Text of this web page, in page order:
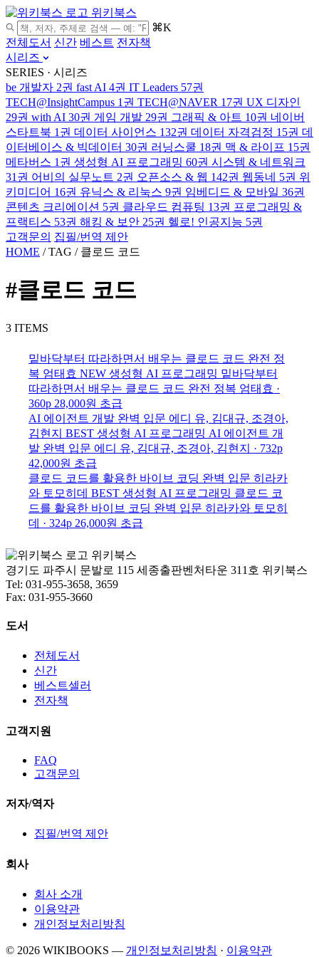
위키북스
⌘K
전체도서 신간 베스트 전자책
시리즈
SERIES · 시리즈
be 개발자 2권 fast AI 4권 IT Leaders 57권
TECH@InsightCampus 1권 TECH@NAVER 17권 UX 디자인
29권 with AI 30권 게임 개발 29권 그래픽 & 아트 10권 네이버
스타트북 1권 데이터 사이언스 132권 데이터 자격검정 15권 데
이터베이스 & 빅데이터 30권 러닝스쿨 18권 맥 & 라이프 15권
메타버스 1권 생성형 AI 프로그래밍 60권 시스템 & 네트워크
31권 어비의 실무노트 2권 오픈소스 & 웹 142권 웹동네 5권 위
키미디어 16권 유닉스 & 리눅스 9권 임베디드 & 모바일 36권
콘텐츠 크리에이션 5권 클라우드 컴퓨팅 13권 프로그래밍 &
프랙티스 53권 해킹 & 보안 25권 헬로! 인공지능 5권
고객문의 집필/번역 제안
HOME / TAG / 클로드 코드
#클로드 코드
3 ITEMS
밑바닥부터 따라하면서 배우는 클로드 코드 완전 정
복 엄태효 NEW 생성형 AI 프로그래밍 밑바닥부터
따라하면서 배우는 클로드 코드 완전 정복 엄태효 ·
360p 28,000원 초급
AI 에이전트 개발 완벽 입문 에디 유, 김대규, 조경아,
김현지 BEST 생성형 AI 프로그래밍 AI 에이전트 개
발 완벽 입문 에디 유, 김대규, 조경아, 김현지 · 732p
42,000원 초급
클로드 코드를 활용한 바이브 코딩 완벽 입문 히라카
와 토모히데 BEST 생성형 AI 프로그래밍 클로드 코
드를 활용한 바이브 코딩 완벽 입문 히라카와 토모히
데 · 324p 26,000원 초급
위키북스
경기도 파주시 문발로 115 세종출판벤처타운 311호 위키북스
Tel: 031-955-3658, 3659
Fax: 031-955-3660
도서
전체도서
신간
베스트셀러
전자책
고객지원
FAQ
고객문의
저자/역자
집필/번역 제안
회사
회사 소개
이용약관
개인정보처리방침
© 2026 WIKIBOOKS — 개인정보처리방침 · 이용약관